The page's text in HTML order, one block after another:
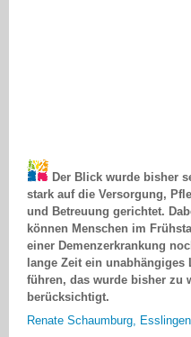
stark auf die Versorgung,
und Betreuung gerichtet.
können Menschen im
einer Demenzerkrankung
lange Zeit ein unabhängiges
führen, das wurde bisher zu
berücksichtigt.
Renate Schaumburg, Esslingen